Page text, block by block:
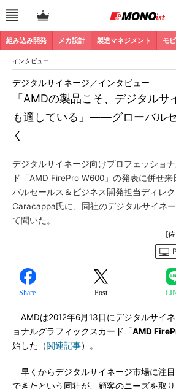
組み込み開発 メカ設計 製造マネジメント モ
インタビュー
「AMDの製品こそ、デジタルサ
も適している」――グローバル
く
デジタルサイネージ／インタビュー
デジタルサイネージ向けプロフェッショ
ド「AMD FirePro W600」の発表に併せ
バルセールス＆ビジネス開発担当ディレ
Caracappa氏に、同社のデジタルサイネ
て聞いた。
[
Share Post
AMDは2012年6月13日にデジタルサイ
ョナルグラフィックスカード「AMD
始した（関連記事）。
早くからデジタルサイネージ市場に注
できたという同社が、顧客のニーズを取